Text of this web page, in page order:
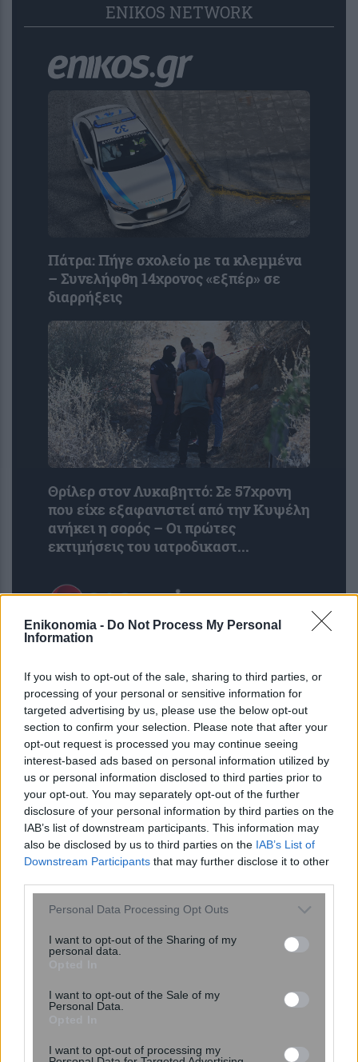
Enikonomia - Do Not Process My Personal
Information
If you wish to opt-out of the sale, sharing to third parties, or
processing of your personal or sensitive information for
targeted advertising by us, please use the below opt-out
section to confirm your selection. Please note that after your
opt-out request is processed you may continue seeing
interest-based ads based on personal information utilized by
us or personal information disclosed to third parties prior to
your opt-out. You may separately opt-out of the further
disclosure of your personal information by third parties on the
IAB’s list of downstream participants. This information may
also be disclosed by us to third parties on the IAB’s List of
Downstream Participants that may further disclose it to other
Please note that this website/app uses one or more Google
not limited to your visit or usage behaviour. You may click to
grant or deny consent to Google and its third-party tags to
consent section.
Personal Data Processing Opt Outs
I want to opt-out of the Sharing of my
personal data.
I want to opt-out of the Sale of my
Personal Data.
I want to opt-out of processing my
ENIKOS NETWORK
Πάτρα: Πήγε σχολείο με τα κλεμμένα
– Συνελήφθη 14χρονος «εξπέρ» σε
διαρρήξεις
Θρίλερ στον Λυκαβηττό: Σε 57χρονη
που είχε εξαφανιστεί από την Κυψέλη
ανήκει η σορός – Οι πρώτες
εκτιμήσεις του ιατροδικαστ...
ΙΣΑ: Αναστολή της υποχρεωτικής
καταχώρισης διαγνωστικών
εξετάσεων στο Ψηφιακό Αποθετήριο
καλύτερά του; Η απρόσμενη